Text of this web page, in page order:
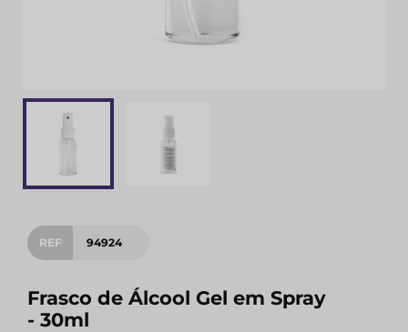
REF 94924
Frasco de Álcool Gel em Spray
- 30ml